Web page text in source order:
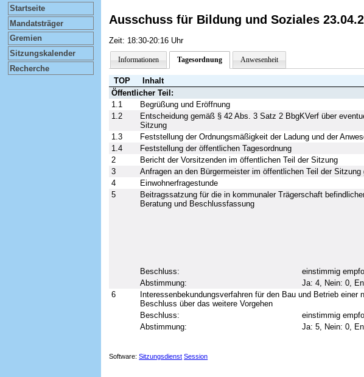
Startseite
Mandatsträger
Gremien
Sitzungskalender
Recherche
Ausschuss für Bildung und Soziales
Zeit: 18:30-20:16 Uhr
Informationen Tagesordnung Anwesenheit
TOP Inhalt
Öffentlicher Teil:
1.1
Begrüßung und Eröffnung
1.2
Entscheidung gemäß § 42 Abs. 3 Satz 2 BbgKVerf über
Sitzung
1.3
Feststellung der Ordnungsmäßigkeit der Ladung und der
1.4
Feststellung der öffentlichen Tagesordnung
2
Bericht der Vorsitzenden im öffentlichen Teil der Sitzung
3
Anfragen an den Bürgermeister im öffentlichen Teil der
4
Einwohnerfragestunde
5
Beitragssatzung für die in kommunaler Trägerschaft
Beratung und Beschlussfassung
Beschluss:
einstimmig
Abstimmung:
Ja: 4, Nein: 0,
6
Interessenbekundungsverfahren für den Bau und Betrieb
Beschluss über das weitere Vorgehen
Beschluss:
einstimmig
Abstimmung:
Ja: 5, Nein: 0,
Software:Sitzungsdienst Session